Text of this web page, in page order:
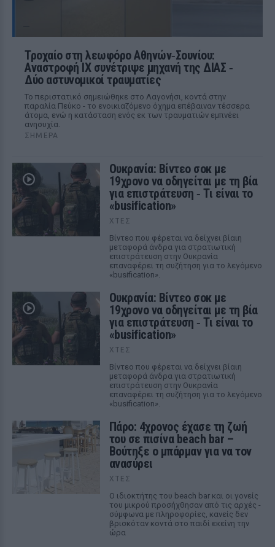
Τροχαίο στη λεωφόρο Αθηνών‑Σουνίου:
Αναστροφή ΙΧ συνέτριψε μηχανή της ΔΙΑΣ ‑
Δύο αστυνομικοί τραυματίες
Το περιστατικό σημειώθηκε στο Λαγονήσι, κοντά στην
παραλία Πεύκο - το ενοικιαζόμενο όχημα επέβαιναν τέσσερα
άτομα, ενώ η κατάσταση ενός εκ των τραυματιών εμπνέει
ανησυχία.
ΣΉΜΕΡΑ
Ουκρανία: Βίντεο σοκ με
19χρονο να οδηγείται με τη βία
για επιστράτευση ‑ Τι είναι το
«busification»
ΧΤΕΣ
Βίντεο που φέρεται να δείχνει βίαιη
μεταφορά άνδρα για στρατιωτική
επιστράτευση στην Ουκρανία
επαναφέρει τη συζήτηση για το λεγόμενο
«busification».
Ουκρανία: Βίντεο σοκ με
19χρονο να οδηγείται με τη βία
για επιστράτευση ‑ Τι είναι το
«busification»
ΧΤΕΣ
Βίντεο που φέρεται να δείχνει βίαιη
μεταφορά άνδρα για στρατιωτική
επιστράτευση στην Ουκρανία
επαναφέρει τη συζήτηση για το λεγόμενο
«busification».
Πάρο: 4χρονος έχασε τη ζωή
του σε πισίνα beach bar –
Βούτηξε ο μπάρμαν για να τον
ανασύρει
ΧΤΕΣ
Ο ιδιοκτήτης του beach bar και οι γονείς
του μικρού προσήχθησαν από τις αρχές -
σύμφωνα με πληροφορίες, κανείς δεν
βρισκόταν κοντά στο παιδί εκείνη την
ώρα